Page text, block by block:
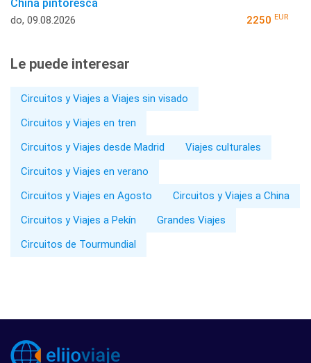
China pintoresca
do, 09.08.2026 2250 EUR
Le puede interesar
Circuitos y Viajes a Viajes sin visado
Circuitos y Viajes en tren
Circuitos y Viajes desde Madrid
Viajes culturales
Circuitos y Viajes en verano
Circuitos y Viajes en Agosto
Circuitos y Viajes a China
Circuitos y Viajes a Pekín
Grandes Viajes
Circuitos de Tourmundial